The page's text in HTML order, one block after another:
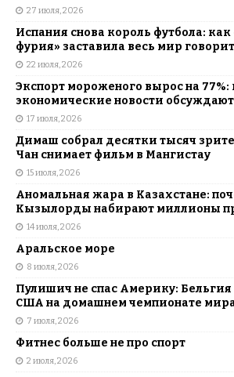
27 июля, 2026
Испания снова король футбола: как
фурия» заставила весь мир
22 июля, 2026
Экспорт мороженого вырос на 77%:
экономические новости обсуждают
17 июля, 2026
Димаш собрал десятки тысяч
Чан снимает фильм в Мангистау
15 июля, 2026
Аномальная жара в Казахстане:
Кызылорды набирают миллионы
14 июля, 2026
Аральское море
8 июля, 2026
Пулишич не спас Америку: Бельгия
США на домашнем чемпионате
7 июля, 2026
Фитнес больше не про спорт
2 июля, 2026